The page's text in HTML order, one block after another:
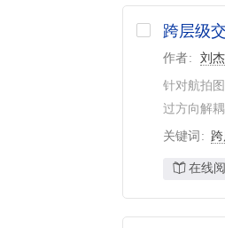
跨层级
作者 刘杰
针对航拍
过方向解
关键词
在线